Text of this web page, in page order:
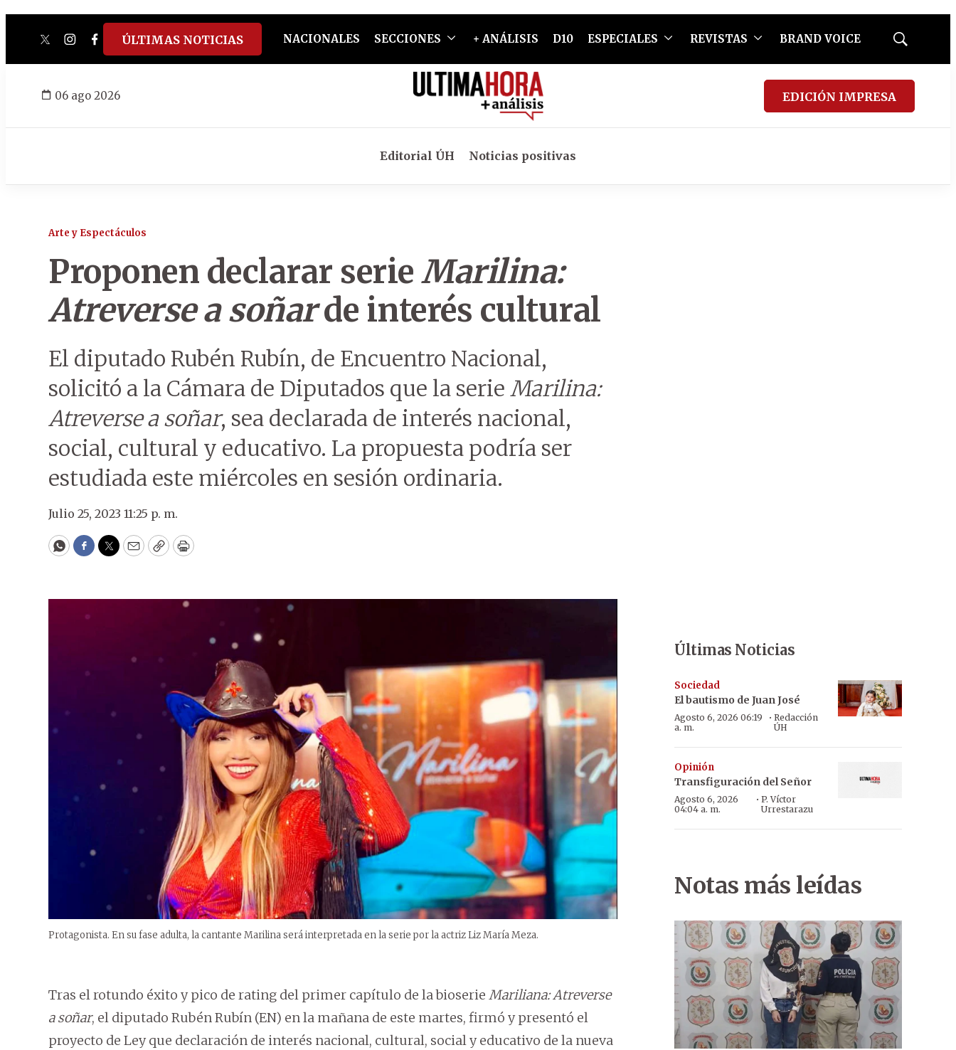
twitterinstagram
facebook
tiktokyoutube
spotify
ÚLTIMAS NOTICIAS NACIONALES SECCIONES + ANÁLISIS D10 ESPECIALES REVISTAS BRAND VOICE
Mostrar
06 ago 2026 EDICIÓN IMPRESA
Editorial ÚH Noticias positivas
Arte y Espectáculos
Proponen declarar serieMarilina:
Atreverse a soñarde interés cultural
El diputado Rubén Rubín, de Encuentro Nacional,
solicitó a la Cámara de Diputados que la serie Marilina:
Atreverse a soñar, sea declarada de interés nacional,
social, cultural y educativo. La propuesta podría ser
estudiada este miércoles en sesión ordinaria.
Julio 25, 2023 11:25 p. m.
WhatsApp
Facebook
Twitter
EmailCopyPrint
Protagonista. En su fase adulta, la cantante Marilina será interpretada en la serie por la actriz Liz María Meza.
Tras el rotundo éxito y pico de rating del primer capítulo de la bioserie Mariliana: Atreverse
a soñar, el diputado Rubén Rubín (EN) en la mañana de este martes, firmó y presentó el
proyecto de Ley que declaración de interés nacional, cultural, social y educativo de la nueva
Últimas Noticias
Sociedad
El bautismo de Juan José
Agosto 6, 2026 06:19
a. m.
· Redacción
ÚH
Opinión
Transfiguración del Señor
Agosto 6, 2026
04:04 a. m.
· P. Víctor
Urrestarazu
Notas más leídas